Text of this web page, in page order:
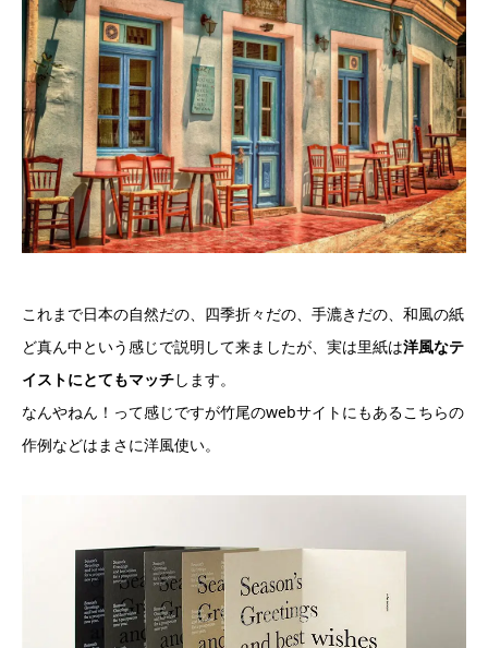
これまで日本の自然だの、四季折々だの、手漉きだの、和風の紙
ど真ん中という感じで説明して来ましたが、実は里紙は洋風なテ
イストにとてもマッチします。
なんやねん！って感じですが竹尾のwebサイトにもあるこちらの
作例などはまさに洋風使い。